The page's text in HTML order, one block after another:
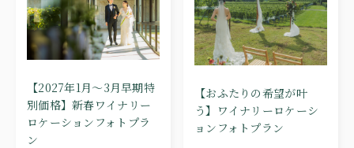
【2027年1月～3月早期特
別価格】新春ワイナリー
ロケーションフォトプラ
ン
【おふたりの希望が叶
う】ワイナリーロケーシ
ョンフォトプラン